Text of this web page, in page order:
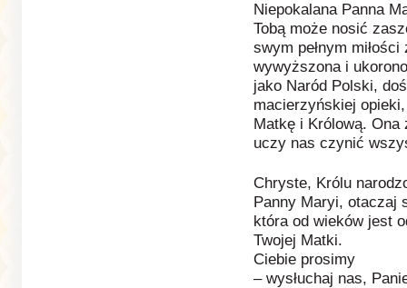
Niepokalana Panna
Tobą może nosić
swym pełnym
wywyższona i
jako Naród Polski,
macierzyńskiej
Matkę i Królową. Ona
uczy nas czynić
Chryste, Królu
Panny Maryi, otaczaj
która od wieków jest
Twojej Matki.
Ciebie prosimy
– wysłuchaj nas,